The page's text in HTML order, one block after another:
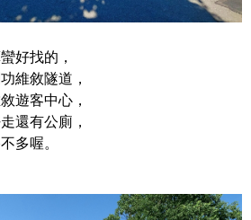
好找的，
維敘隧道，
遊客中心，
還有公廁，
多喔。